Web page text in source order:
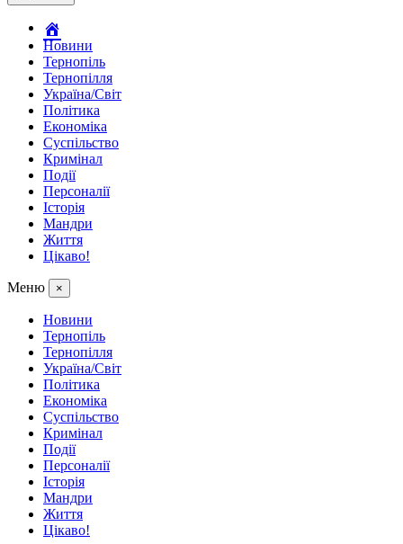
Новини
Тернопіль
Тернопілля
Україна/Світ
Політика
Економіка
Суспільство
Кримінал
Події
Персоналії
Історія
Мандри
Життя
Цікаво!
Меню ×
Новини
Тернопіль
Тернопілля
Україна/Світ
Політика
Економіка
Суспільство
Кримінал
Події
Персоналії
Історія
Мандри
Життя
Цікаво!